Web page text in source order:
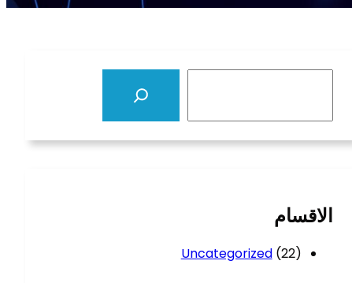
الاقسام
Uncategorized(22)